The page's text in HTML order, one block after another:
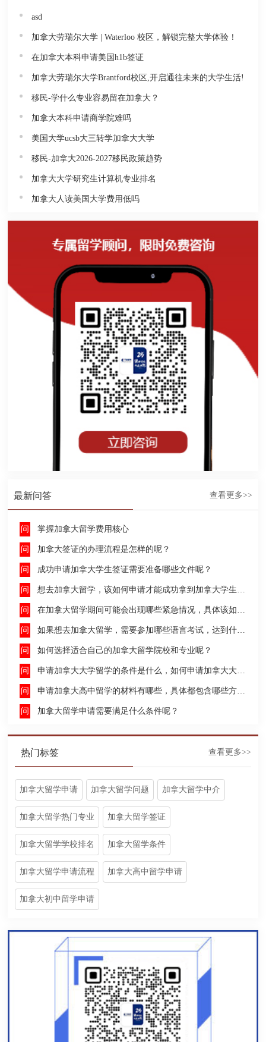
asd
加拿大劳瑞尔大学 | Waterloo 校区，解锁完整大学体验！
在加拿大本科申请美国h1b签证
加拿大劳瑞尔大学Brantford校区,开启通往未来的大学生活!
移民-学什么专业容易留在加拿大？
加拿大本科申请商学院难吗
美国大学ucsb大三转学加拿大大学
移民-加拿大2026-2027移民政策趋势
加拿大大学研究生计算机专业排名
加拿大人读美国大学费用低吗
最新问答 查看更多>>
掌握加拿大留学费用核心
加拿大签证的办理流程是怎样的呢？
成功申请加拿大学生签证需要准备哪些文件呢？
想去加拿大留学，该如何申请才能成功拿到加拿大学生签证呢？
在加拿大留学期间可能会出现哪些紧急情况，具体该如何去处理这些紧急情况呢？
如果想去加拿大留学，需要参加哪些语言考试，达到什么水平才能申请呢？
如何选择适合自己的加拿大留学院校和专业呢？
申请加拿大大学留学的条件是什么，如何申请加拿大大学留学，留学的费用及签证申请流程是什么？
申请加拿大高中留学的材料有哪些，具体都包含哪些方面呢？
加拿大留学申请需要满足什么条件呢？
热门标签 查看更多>>
加拿大留学申请 加拿大留学问题 加拿大留学中介
加拿大留学热门专业 加拿大留学签证
加拿大留学学校排名 加拿大留学条件
加拿大留学申请流程 加拿大高中留学申请
加拿大初中留学申请